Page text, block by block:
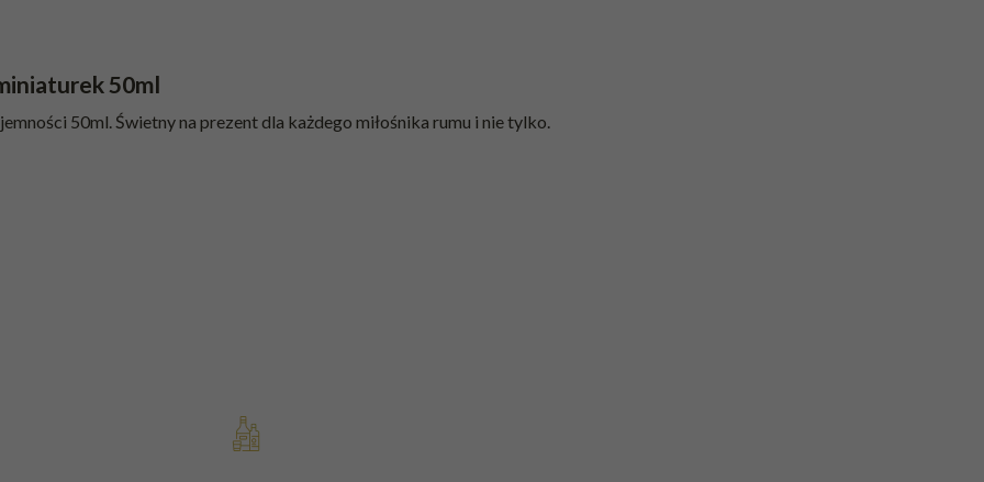
50ml
50ml. Świetny na prezent dla każdego miłośnika rumu i nie tylko.